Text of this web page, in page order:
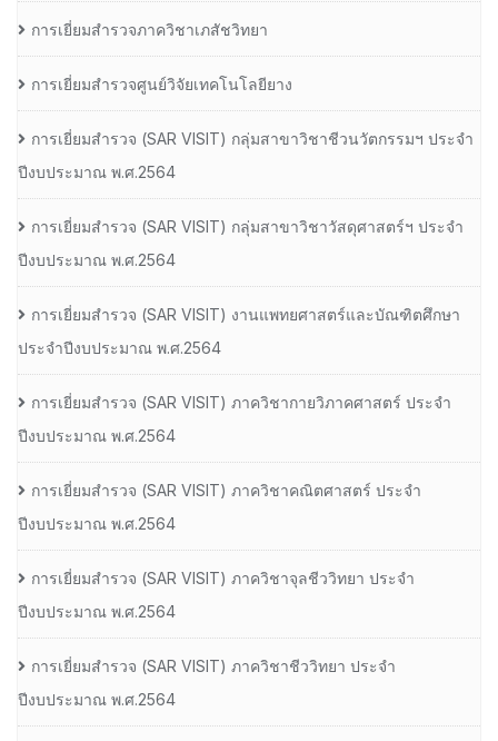
การเยี่ยมสำรวจภาควิชาเภสัชวิทยา
การเยี่ยมสำรวจศูนย์วิจัยเทคโนโลยียาง
การเยี่ยมสํารวจ (SAR VISIT) กลุ่มสาขาวิชาชีวนวัตกรรมฯ ประจํา
ปีงบประมาณ พ.ศ.2564
การเยี่ยมสํารวจ (SAR VISIT) กลุ่มสาขาวิชาวัสดุศาสตร์ฯ ประจํา
ปีงบประมาณ พ.ศ.2564
การเยี่ยมสํารวจ (SAR VISIT) งานแพทยศาสตร์และบัณฑิตศึกษา
ประจําปีงบประมาณ พ.ศ.2564
การเยี่ยมสํารวจ (SAR VISIT) ภาควิชากายวิภาคศาสตร์ ประจํา
ปีงบประมาณ พ.ศ.2564
การเยี่ยมสํารวจ (SAR VISIT) ภาควิชาคณิตศาสตร์ ประจํา
ปีงบประมาณ พ.ศ.2564
การเยี่ยมสํารวจ (SAR VISIT) ภาควิชาจุลชีววิทยา ประจํา
ปีงบประมาณ พ.ศ.2564
การเยี่ยมสํารวจ (SAR VISIT) ภาควิชาชีววิทยา ประจํา
ปีงบประมาณ พ.ศ.2564